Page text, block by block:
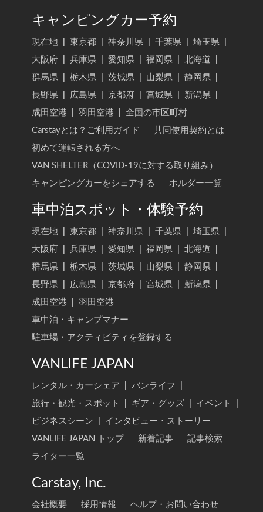
キャンピングカー予約
現在地 東京都 神奈川県 千葉県 埼玉県
大阪府
兵庫県 愛知県 福岡県 北海道
群馬県
栃木県 茨城県 山梨県 静岡県
長野県
広島県 京都府 宮城県 新潟県
成田空港
羽田空港
全国の市区町村
Carstayとは？ご利用ガイド
共同使用契約とは
初めて運転される方へ
VAN SHELTER（COVID-19に対する取り組み）
キャンピングカーをシェアする
ホルダー一覧
車中泊スポット・体験予約
現在地 東京都 神奈川県 千葉県 埼玉県
大阪府
兵庫県 愛知県 福岡県 北海道
群馬県
栃木県 茨城県 山梨県 静岡県
長野県
広島県 京都府 宮城県 新潟県
成田空港
羽田空港
車中泊・キャンプマナー
駐車場・アクティビティを登録する
VANLIFE JAPAN
レンタル・カーシェア バンライフ
旅行・観光・スポット
ギア・グッズ イベント
ビジネスシーン
インタビュー・ストーリー
VANLIFE JAPAN トップ
新着記事
記事検索
ライター一覧
Carstay, Inc.
会社概要 採用情報 ヘルプ・お問い合わせ